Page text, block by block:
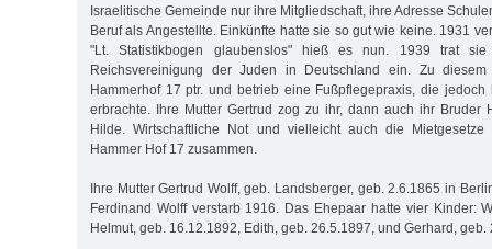
Israelitische Gemeinde nur ihre Mitgliedschaft, ihre Adresse
Beruf als Angestellte. Einkünfte hatte sie so gut wie keine. 1931
"Lt. Statistikbogen glaubenslos" hieß es nun. 1939 trat
Reichsvereinigung der Juden in Deutschland ein. Zu
Hammerhof 17 ptr. und betrieb eine Fußpflegepraxis, die jedoch
erbrachte. Ihre Mutter Gertrud zog zu ihr, dann auch ihr Bruder
Hilde. Wirtschaftliche Not und vielleicht auch die
Hammer Hof 17 zusammen.
Ihre Mutter Gertrud Wolff, geb. Landsberger, geb. 2.6.1865 in
Ferdinand Wolff verstarb 1916. Das Ehepaar hatte vier Kinder:
Helmut, geb. 16.12.1892, Edith, geb. 26.5.1897, und Gerhard, geb.